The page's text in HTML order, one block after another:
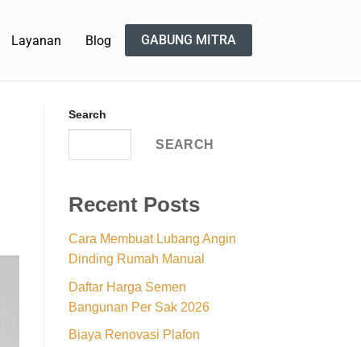
Layanan Blog GABUNG MITRA
Search
SEARCH
Recent Posts
Cara Membuat Lubang Angin
Dinding Rumah Manual
Daftar Harga Semen
Bangunan Per Sak 2026
Biaya Renovasi Plafon